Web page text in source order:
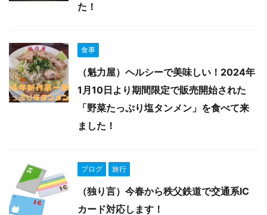
た！
食事
（魁力屋）ヘルシーで美味しい！2024年
1月10日より期間限定で販売開始された
「野菜たっぷり塩タンメン」を食べて来
ました！
ブログ 旅行
（独り言）今春から秩父鉄道で交通系IC
カード対応します！